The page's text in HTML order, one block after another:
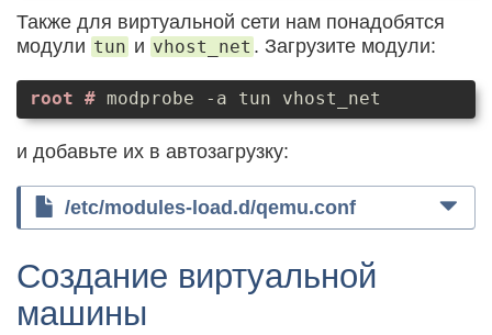
Также для виртуальной сети нам понадобятся
модули tun и vhost_net . Загрузите модули:
modprobe -a tun vhost_net
и добавьте их в автозагрузку:
/etc/modules-load.d/qemu.conf
Создание виртуальной
машины